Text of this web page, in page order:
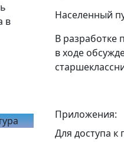
в
Населенный
В разработке
в ходе
Приложения:
Для доступа